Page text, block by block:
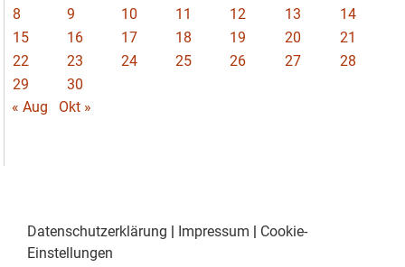
8
9 10 11 12 13
14
15
16 17 18 19 20
21
22
23 24 25 26 27
28
29
30
« Aug
Okt »
Datenschutzerklärung | Impressum | Cookie-
Einstellungen